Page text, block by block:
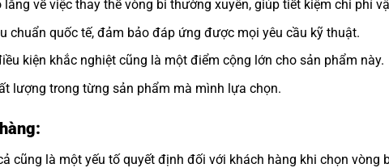
về việc thay thế vòng bi thường xuyên, giúp tiết kiệm chi phí
chuẩn quốc tế, đảm bảo đáp ứng được mọi yêu cầu kỹ thuật.
kiện khắc nghiệt cũng là một điểm cộng lớn cho sản phẩm này.
lượng trong từng sản phẩm mà mình lựa chọn.
cũng là một yếu tố quyết định đối với khách hàng khi chọn vòng